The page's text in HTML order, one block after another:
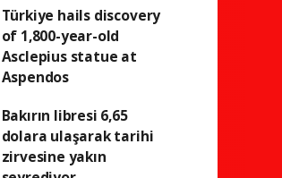
Türkiye hails discovery
of 1,800-year-old
Asclepius statue at
Aspendos
Bakırın libresi 6,65
dolara ulaşarak tarihi
zirvesine yakın